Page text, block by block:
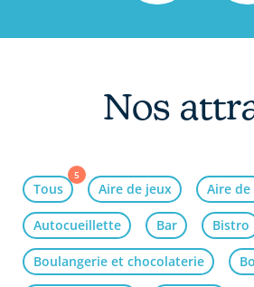
Nos
Tous
5
Aire de jeux Aire
Autocueillette Bar Bistro
Boulangerie et chocolaterie